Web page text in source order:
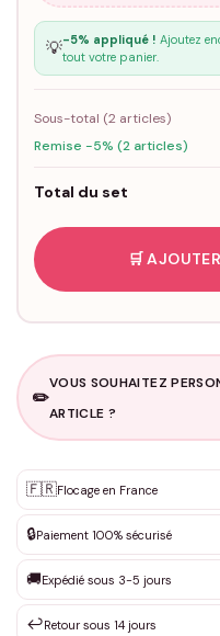
💡-5% appliqué ! Ajoutez
tout votre panier.
Sous-total (2articles)
Remise -5% (2 articles)
Total du set
🛒
✏️
VOUS SOUHAITEZ
ARTICLE ?
✨ Personnalisation sur
DEVIS GRATUIT ·
Que souhaitez-vous ?*
🇫🇷Flocage en France
🔒Paiement 100% sécurisé
🚚Expédié sous 3-5 jours
↩️Retour sous 14 jours